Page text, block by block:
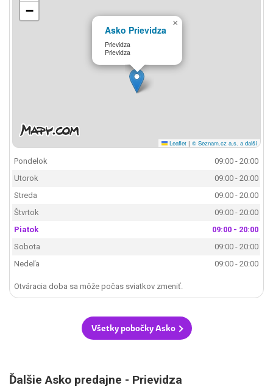
Asko Prievidza
Prievidza
Prievidza
×
−
Leaflet | © Seznam.cz a.s. a další
Pondelok
09:00 - 20:00
Utorok
09:00 - 20:00
Streda
09:00 - 20:00
Štvrtok
09:00 - 20:00
Piatok
09:00 - 20:00
Sobota
09:00 - 20:00
Nedeľa
09:00 - 20:00
Otváracia doba sa môže počas sviatkov zmeniť.
Všetky pobočky Asko
Ďalšie Asko predajne - Prievidza